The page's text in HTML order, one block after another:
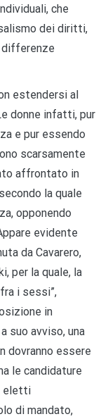
che
dei diritti,
differenze
estendersi al
donne infatti, pur
e pur essendo
scarsamente
affrontato in
la quale
opponendo
evidente
da Cavarero,
per la quale, la
i sessi”,
in
suo avviso, una
dovranno essere
le candidature
eletti
di mandato,